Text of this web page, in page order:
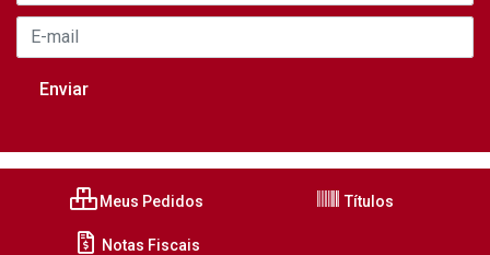
Meus Pedidos Títulos
Notas Fiscais